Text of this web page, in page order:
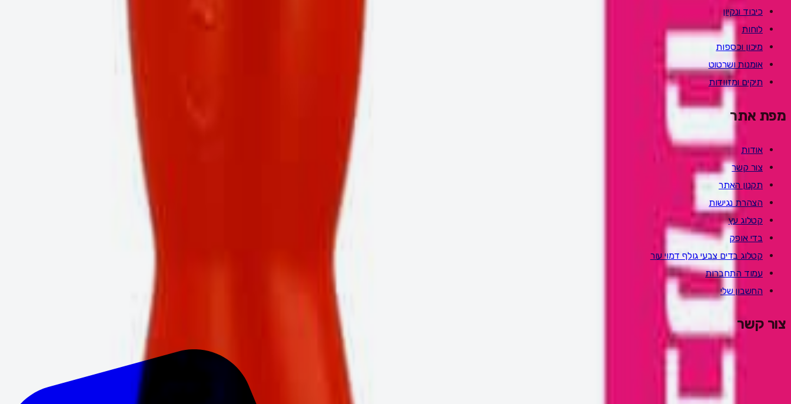
כיבוד ונקיון
לוחות
מיכון וכספות
אומנות ושרטוט
תיקים ומזוודות
מפת אתר
אודות
צור קשר
תקנון האתר
הצהרת נגישות
קטלוג עץ
בדי אופק
קטלוג בדים צבעי גולף דמוי עור
עמוד התחברות
החשבון שלי
צור קשר